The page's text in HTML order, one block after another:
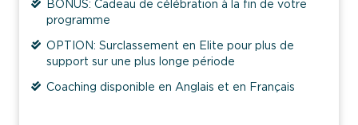
À Propos
Pour Qui
BONUS: Cadeau de célébration à la fin de votre
programme
OPTION: Surclassement en Elite pour plus de
support sur une plus longe période
Coaching disponible en Anglais et en Français